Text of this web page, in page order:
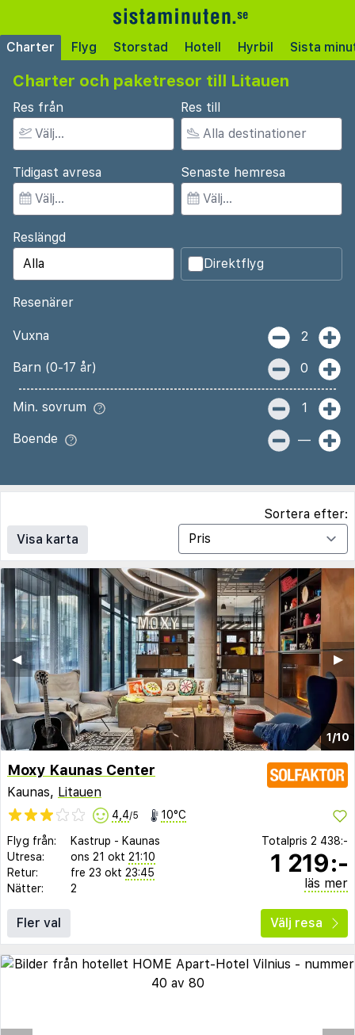
Charter Flyg Storstad Hotell Hyrbil Sista
Charter och paketresor till Litauen
Res från Res till
Tidigast avresa Senaste hemresa
Reslängd
Direktflyg
Resenärer
Vuxna 2
Barn (0-17 år) 0
Min. sovrum 1
Boende —
Visa karta
Sortera efter:
1/10
▶︎
◀︎
Moxy Kaunas Center
Kaunas, Litauen
4,4/5 10°C
Flyg från: Kastrup - Kaunas
Utresa:
ons 21 okt 21:10
Retur:
fre 23 okt 23:45
Nätter:
2
Totalpris 2 438:-
1 219:-
läs mer
Fler val Välj resa